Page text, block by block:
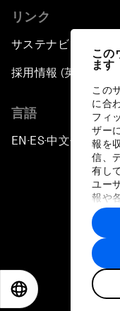
この
ます
この
に合
フィ
ザー
報を
信、
有し
ユー
報や
に収
トナ
す。
リンク
サステナビリティへ
採用情報 (英語のみ)
言語
EN ▪ES▪中文▪ 日本語
プライ
©